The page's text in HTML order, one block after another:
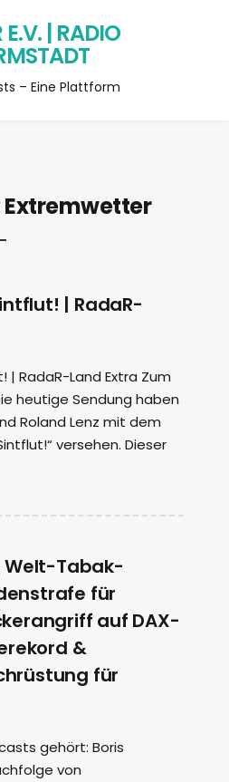
E.V. | RADIO
– Eine Plattform
Extremwetter
| RadaR-
| RadaR-Land Extra Zum
heutige Sendung haben
Roland Lenz mit dem
versehen. Dieser
Welt-Tabak-
für
auf DAX-
&
für
gehört: Boris
von